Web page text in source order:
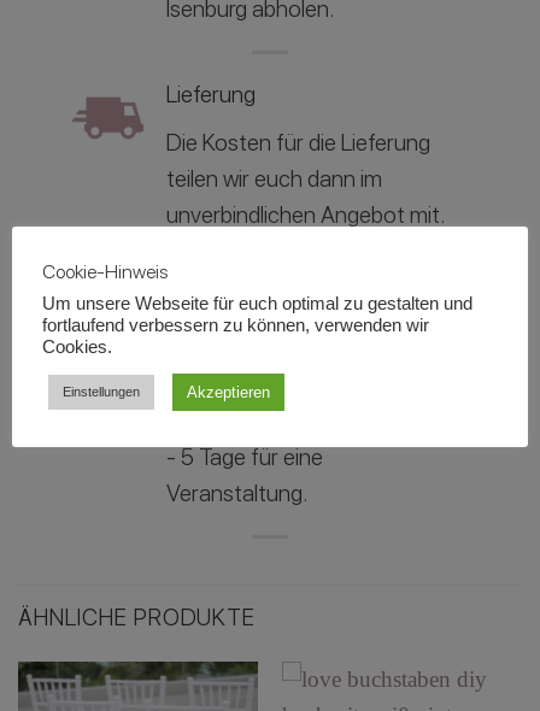
Isenburg abholen.
Lieferung
Die Kosten für die Lieferung
teilen wir euch dann im
unverbindlichen Angebot mit.
Mietdauer
das Veranstaltungsdatum und
beträgt in der Regel zwischen 3
- 5 Tage für eine
Veranstaltung.
ÄHNLICHE PRODUKTE
Cookie-Hinweis
Um unsere Webseite für euch optimal zu gestalten und
fortlaufend verbessern zu können, verwenden wir
Cookies.
Einstellungen Akzeptieren